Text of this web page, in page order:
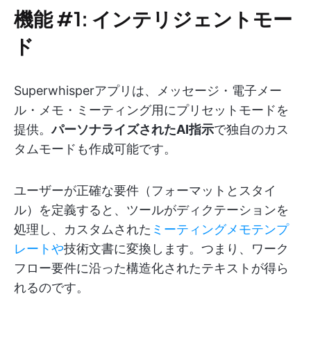
機能 #1: インテリジェントモー
ド
Superwhisperアプリは、メッセージ・電子メー
ル・メモ・ミーティング用にプリセットモードを
提供。パーソナライズされたAI指示で独自のカス
タムモードも作成可能です。
ユーザーが正確な要件（フォーマットとスタイ
ル）を定義すると、ツールがディクテーションを
処理し、カスタムされた ミーティングメモテンプ
レートや技術文書に変換します。つまり、ワーク
フロー要件に沿った構造化されたテキストが得ら
れるのです。